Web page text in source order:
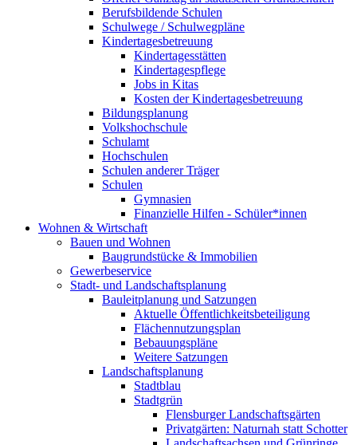
Berufsbildende Schulen
Schulwege / Schulwegpläne
Kindertagesbetreuung
Kindertagesstätten
Kindertagespflege
Jobs in Kitas
Kosten der Kindertagesbetreuung
Bildungsplanung
Volkshochschule
Schulamt
Hochschulen
Schulen anderer Träger
Schulen
Gymnasien
Finanzielle Hilfen - Schüler*innen
Wohnen & Wirtschaft
Bauen und Wohnen
Baugrundstücke & Immobilien
Gewerbeservice
Stadt- und Landschaftsplanung
Bauleitplanung und Satzungen
Aktuelle Öffentlichkeitsbeteiligung
Flächennutzungsplan
Bebauungspläne
Weitere Satzungen
Landschaftsplanung
Stadtblau
Stadtgrün
Flensburger Landschaftsgärten
Privatgärten: Naturnah statt Schotter